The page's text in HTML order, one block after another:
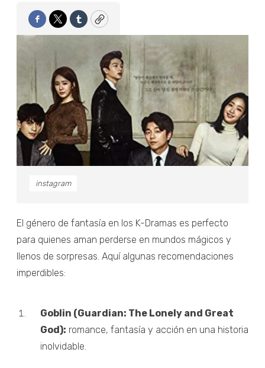
Facebook
TwitterTumblrCopy
instagram
El género de fantasía en los K-Dramas es perfecto
para quienes aman perderse en mundos mágicos y
llenos de sorpresas. Aquí algunas recomendaciones
imperdibles:
Goblin (Guardian: The Lonely and Great
God): romance, fantasía y acción en una historia
inolvidable.